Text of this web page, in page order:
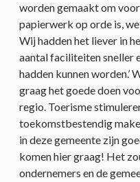
worden gemaakt om
papierwerk op orde is,
Wij hadden het liever in
aantal faciliteiten sneller
hadden kunnen worden.’
graag het goede doen
regio. Toerisme
toekomstbestendig
in deze gemeente zijn
komen hier graag! Het
ondernemers en de